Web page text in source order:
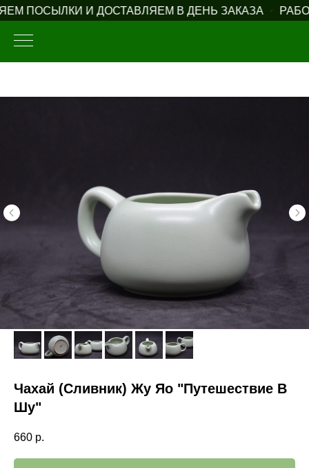
ПОСЫЛКИ И ДОСТАВЛЯЕМ В ДЕНЬ ЗАКАЗА
Чахай (Сливник) Жу Яо "Путешествие В
Шу"
660 р.